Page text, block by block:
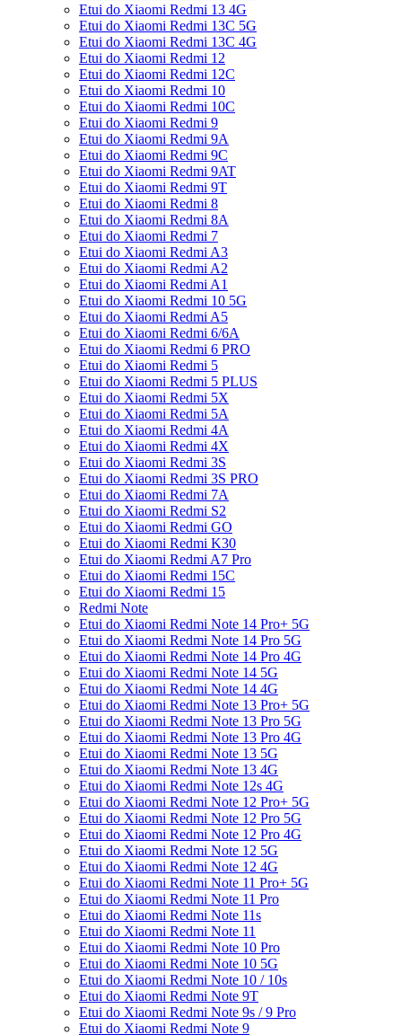
Etui do Xiaomi Redmi 13 4G
Etui do Xiaomi Redmi 13C 5G
Etui do Xiaomi Redmi 13C 4G
Etui do Xiaomi Redmi 12
Etui do Xiaomi Redmi 12C
Etui do Xiaomi Redmi 10
Etui do Xiaomi Redmi 10C
Etui do Xiaomi Redmi 9
Etui do Xiaomi Redmi 9A
Etui do Xiaomi Redmi 9C
Etui do Xiaomi Redmi 9AT
Etui do Xiaomi Redmi 9T
Etui do Xiaomi Redmi 8
Etui do Xiaomi Redmi 8A
Etui do Xiaomi Redmi 7
Etui do Xiaomi Redmi A3
Etui do Xiaomi Redmi A2
Etui do Xiaomi Redmi A1
Etui do Xiaomi Redmi 10 5G
Etui do Xiaomi Redmi A5
Etui do Xiaomi Redmi 6/6A
Etui do Xiaomi Redmi 6 PRO
Etui do Xiaomi Redmi 5
Etui do Xiaomi Redmi 5 PLUS
Etui do Xiaomi Redmi 5X
Etui do Xiaomi Redmi 5A
Etui do Xiaomi Redmi 4A
Etui do Xiaomi Redmi 4X
Etui do Xiaomi Redmi 3S
Etui do Xiaomi Redmi 3S PRO
Etui do Xiaomi Redmi 7A
Etui do Xiaomi Redmi S2
Etui do Xiaomi Redmi GO
Etui do Xiaomi Redmi K30
Etui do Xiaomi Redmi A7 Pro
Etui do Xiaomi Redmi 15C
Etui do Xiaomi Redmi 15
Redmi Note
Etui do Xiaomi Redmi Note 14 Pro+ 5G
Etui do Xiaomi Redmi Note 14 Pro 5G
Etui do Xiaomi Redmi Note 14 Pro 4G
Etui do Xiaomi Redmi Note 14 5G
Etui do Xiaomi Redmi Note 14 4G
Etui do Xiaomi Redmi Note 13 Pro+ 5G
Etui do Xiaomi Redmi Note 13 Pro 5G
Etui do Xiaomi Redmi Note 13 Pro 4G
Etui do Xiaomi Redmi Note 13 5G
Etui do Xiaomi Redmi Note 13 4G
Etui do Xiaomi Redmi Note 12s 4G
Etui do Xiaomi Redmi Note 12 Pro+ 5G
Etui do Xiaomi Redmi Note 12 Pro 5G
Etui do Xiaomi Redmi Note 12 Pro 4G
Etui do Xiaomi Redmi Note 12 5G
Etui do Xiaomi Redmi Note 12 4G
Etui do Xiaomi Redmi Note 11 Pro+ 5G
Etui do Xiaomi Redmi Note 11 Pro
Etui do Xiaomi Redmi Note 11s
Etui do Xiaomi Redmi Note 11
Etui do Xiaomi Redmi Note 10 Pro
Etui do Xiaomi Redmi Note 10 5G
Etui do Xiaomi Redmi Note 10 / 10s
Etui do Xiaomi Redmi Note 9T
Etui do Xiaomi Redmi Note 9s / 9 Pro
Etui do Xiaomi Redmi Note 9